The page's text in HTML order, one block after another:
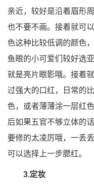
亲近，较好是沿着眉形
也不要不画。接着就可
色这种比较低调的颜色
鱼眼的小可爱们较好选
就是亮片眼影哦。接着
过强大的口红，日常的
色，或者薄薄涂一层红
后如果五官不够立体的
要修的太凌厉哦，一丢
可以选择上一步腮红。
3.定妆